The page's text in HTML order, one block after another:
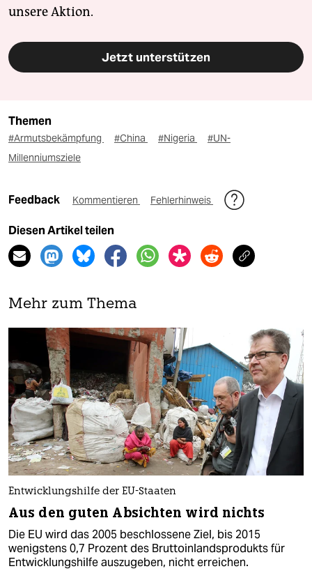
unsere Aktion.
Jetzt unterstützen
Themen
#Armutsbekämpfung #China #Nigeria
#UN-
Millenniumsziele
Feedback Kommentieren Fehlerhinweis
Diesen Artikel teilen
Mehr zum Thema
Entwicklungshilfe der EU-Staaten
Aus den guten Absichten wird nichts
Die EU wird das 2005 beschlossene Ziel, bis 2015
wenigstens 0,7 Prozent des Bruttoinlandsprodukts für
Entwicklungshilfe auszugeben, nicht erreichen.